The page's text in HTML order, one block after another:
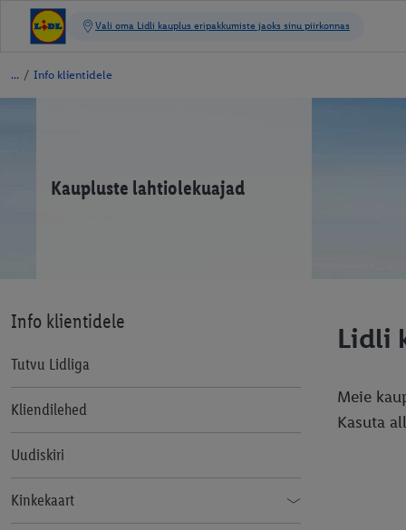
/ Info klientidele
Kaupluste lahtiolekuajad
Info klientidele
Tutvu Lidliga
Kliendilehed
Uudiskiri
Kinkekaart
Lidli
Meie
Kasuta